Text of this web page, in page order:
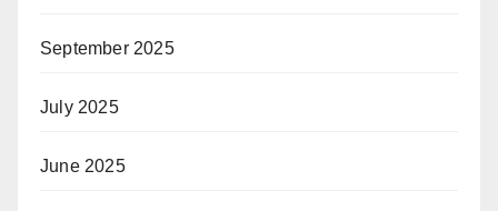
September 2025
July 2025
June 2025